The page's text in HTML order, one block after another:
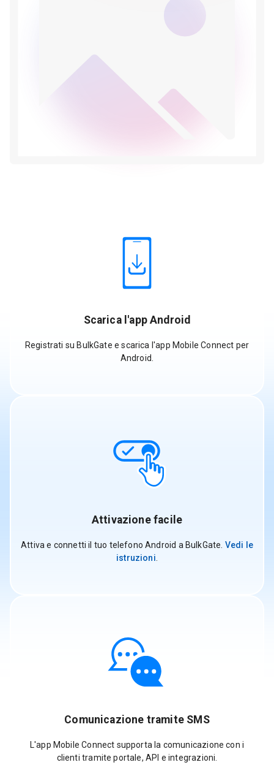
Scarica l'app Android
Registrati su BulkGate e scarica l'app Mobile Connect per
Android.
Attivazione facile
Attiva e connetti il tuo telefono Android a BulkGate. Vedi le
istruzioni
Comunicazione tramite SMS
L'app Mobile Connect supporta la comunicazione con i
clienti tramite portale, API e integrazioni.